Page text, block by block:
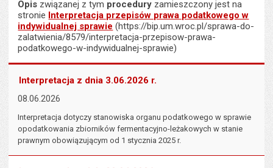
Opis związanej z tym procedury zamieszczony jest na
stronie Interpretacja przepisów prawa podatkowego w
indywidualnej sprawie (https://bip.um.wroc.pl/sprawa-do-
zalatwienia/8579/interpretacja-przepisow-prawa-
podatkowego-w-indywidualnej-sprawie)
Interpretacja z dnia 3.06.2026 r.
08.06.2026
Interpretacja dotyczy stanowiska organu podatkowego w sprawie
opodatkowania zbiorników fermentacyjno-leżakowych w stanie
prawnym obowiązującym od 1 stycznia 2025 r.